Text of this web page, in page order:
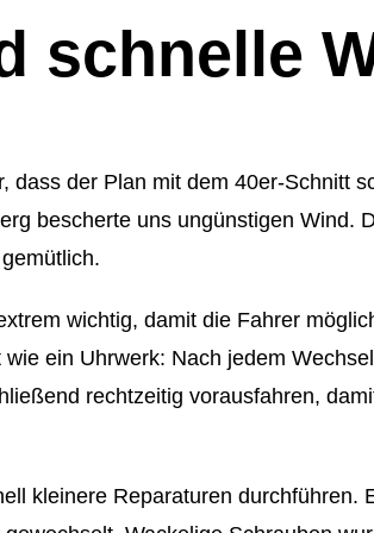
schnelle
dass der Plan mit dem 40er-Schnitt
bescherte uns ungünstigen Wind.
wichtig, damit die Fahrer
ein Uhrwerk: Nach jedem
rechtzeitig vorausfahren,
kleinere Reparaturen durchführen.